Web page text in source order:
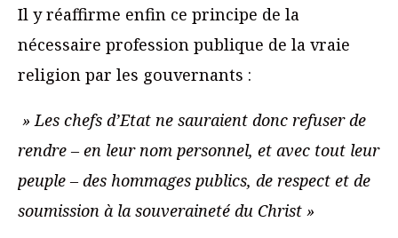
Il y réaffirme enfin ce principe de la
nécessaire profession publique de la vraie
religion par les gouvernants :
» Les chefs d’Etat ne sauraient donc refuser de
rendre – en leur nom personnel, et avec tout leur
peuple – des hommages publics, de respect et de
soumission à la souveraineté du Christ »